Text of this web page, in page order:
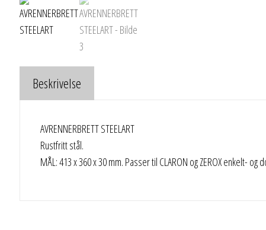
Beskrivelse
AVRENNERBRETT STEELART
Rustfritt stål.
MÅL: 413 x 360 x 30 mm. Passer til CLARON og ZEROX enkelt-